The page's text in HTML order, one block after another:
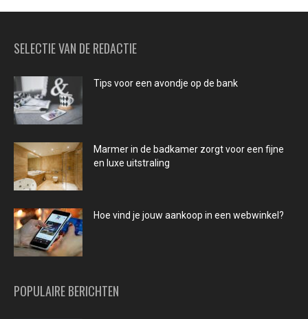
SELECTIE VAN DE REDACTIE
Tips voor een avondje op de bank
Marmer in de badkamer zorgt voor een fijne
en luxe uitstraling
Hoe vind je jouw aankoop in een webwinkel?
POPULAIRE BERICHTEN